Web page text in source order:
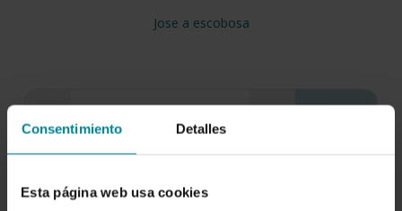
Consentimiento Detalles
Esta página web usa cookies
Jose a escobosa